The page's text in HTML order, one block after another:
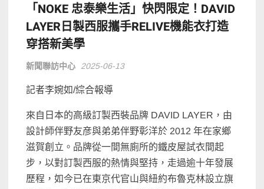
「NOKE 忠泰樂生活」快閃限定！DAVID
LAYER日製西服攜手RELIVE機能衣打造
穿搭新美學
新聞聯訪中心 2025-06-13
記者李婉如/綜合報導
來自日本的高級訂製西裝品牌 DAVID LAYER，由
設計師伴野友彦與弟弟伴野彰洋於 2012 年在家鄉
滋賀創立。品牌從一間無廁所的鐵皮屋試衣間起
步，以對訂製西服的熱情與堅持，走過逾十年發展
歷程，如今已在東京代官山與紐約布魯克林設立旗